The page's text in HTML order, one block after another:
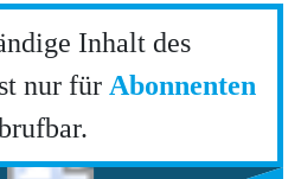
Inhalt des
nur für Abonnenten